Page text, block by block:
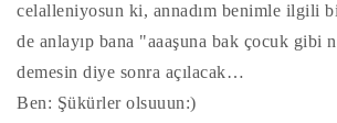
celalleniyosun ki, annadım benimle ilgili
de anlayıp bana "aaaşuna bak çocuk gibi
demesin diye sonra açılacak…
Ben: Şükürler olsuuun:)